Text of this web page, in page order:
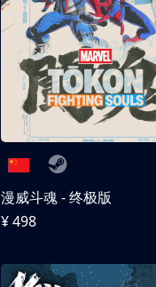
漫威斗魂 - 终极版
¥ 498